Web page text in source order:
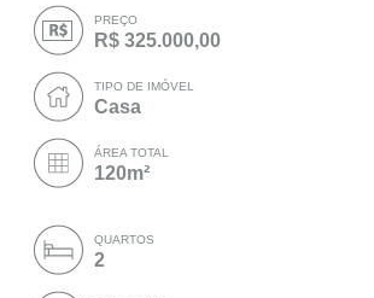
PREÇO
R$ 325.000,00
TIPO DE IMÓVEL
Casa
ÁREA TOTAL
120m²
QUARTOS
2